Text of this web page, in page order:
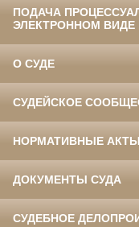
ПОДАЧА
ЭЛЕКТРОННОМ ВИДЕ
О СУДЕ
СУДЕЙСКОЕ
НОРМАТИВНЫЕ АКТЫ
ДОКУМЕНТЫ СУДА
СУДЕБНОЕ